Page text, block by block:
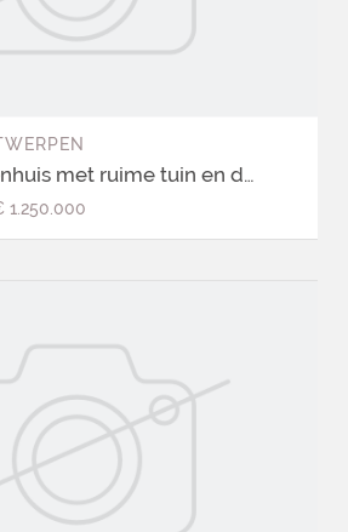
Grandioos herenhuis met ruime tuin en drie terrassen – gevelbreedte 6,1 m
1.250.000